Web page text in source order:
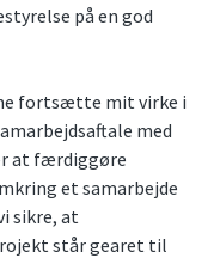
på en god
fortsætte mit virke i
med
at færdiggøre
et samarbejde
sikre, at
står gearet til